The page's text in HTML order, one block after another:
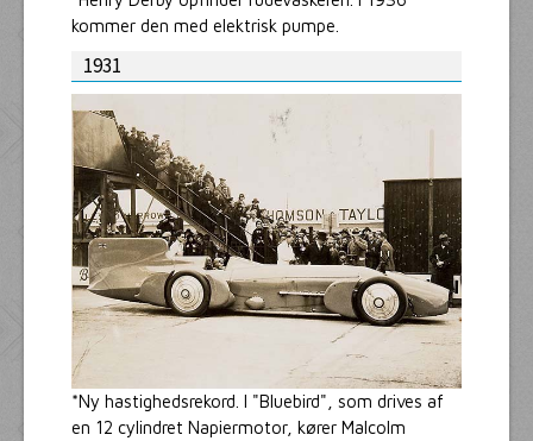
kommer den med elektrisk pumpe.
1931
*Ny hastighedsrekord. I "Bluebird", som drives af
en 12 cylindret Napiermotor, kører Malcolm